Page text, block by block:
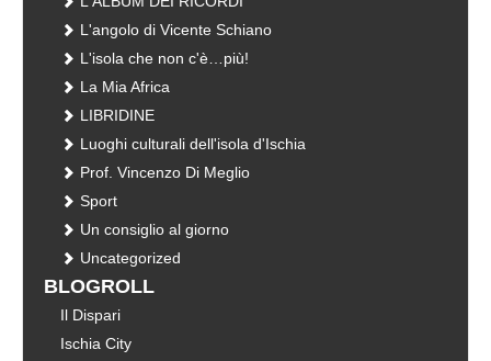
L'angolo di Vicente Schiano
L'isola che non c'è…più!
La Mia Africa
LIBRIDINE
Luoghi culturali dell'isola d'Ischia
Prof. Vincenzo Di Meglio
Sport
Un consiglio al giorno
Uncategorized
BLOGROLL
Il Dispari
Ischia City